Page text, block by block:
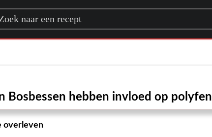
for a recipe
Bosbessen hebben invloed op
overleven